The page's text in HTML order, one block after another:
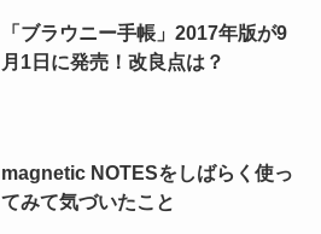
「ブラウニー手帳」2017年版が9
月1日に発売！改良点は？
magnetic NOTESをしばらく使っ
てみて気づいたこと